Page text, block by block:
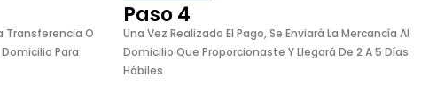
Transferencia O
Para
Paso 4
Una Vez Realizado El Pago, Se Enviará La Mercancía Al
Domicilio Que Proporcionaste Y Llegará De 2 A 5 Días
Hábiles.